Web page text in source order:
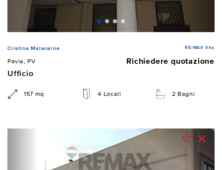
Cristina Malacarne RE/MAX Vita
Pavia, PV
Richiedere quotazione
Ufficio
157 mq 4 Locali 2 Bagni